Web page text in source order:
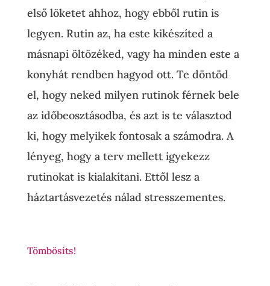
első löketet ahhoz, hogy ebből rutin is
legyen. Rutin az, ha este kikészíted a
másnapi öltözéked, vagy ha minden este a
konyhát rendben hagyod ott. Te döntöd
el, hogy neked milyen rutinok férnek bele
az időbeosztásodba, és azt is te választod
ki, hogy melyikek fontosak a számodra. A
lényeg, hogy a terv mellett igyekezz
rutinokat is kialakítani. Ettől lesz a
háztartásvezetés nálad stresszementes.
Tömbösíts!